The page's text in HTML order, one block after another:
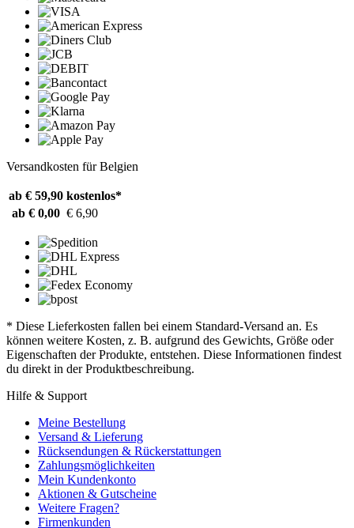
Versandkosten für Belgien
ab € 59,90 kostenlos*
ab € 0,00 € 6,90
* Diese Lieferkosten fallen bei einem Standard-Versand an. Es
können weitere Kosten, z. B. aufgrund des Gewichts, Größe oder
Eigenschaften der Produkte, entstehen. Diese Informationen findest
du direkt in der Produktbeschreibung.
Hilfe & Support
Meine Bestellung
Versand & Lieferung
Rücksendungen & Rückerstattungen
Zahlungsmöglichkeiten
Mein Kundenkonto
Aktionen & Gutscheine
Weitere Fragen?
Firmenkunden